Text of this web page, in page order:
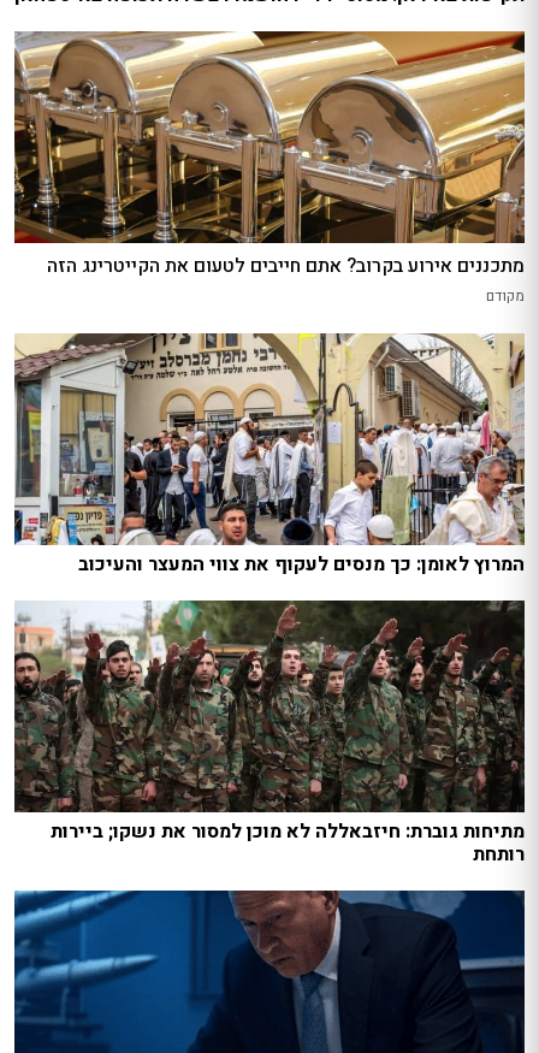
מתכננים אירוע בקרוב? אתם חייבים לטעום את הקייטרינג הזה
מקודם
המרוץ לאומן: כך מנסים לעקוף את צווי המעצר והעיכוב
מתיחות גוברת: חיזבאללה לא מוכן למסור את נשקו; ביירות
רותחת